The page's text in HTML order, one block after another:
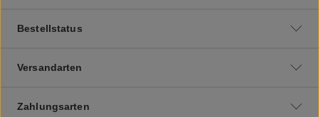
Bestellstatus
Versandarten
Zahlungsarten